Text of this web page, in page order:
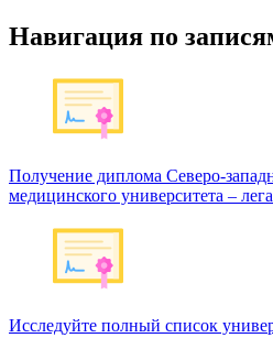
Навигация по
Получение диплома Северо-
медицинского университета –
Исследуйте полный список